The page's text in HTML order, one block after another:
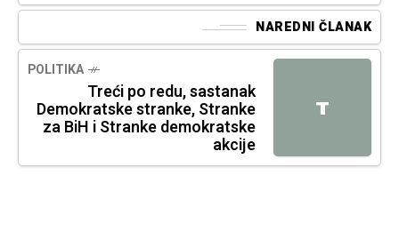
NAREDNI ČLANAK
T
POLITIKA
Treći po redu, sastanak
Demokratske stranke, Stranke
za BiH i Stranke demokratske
akcije